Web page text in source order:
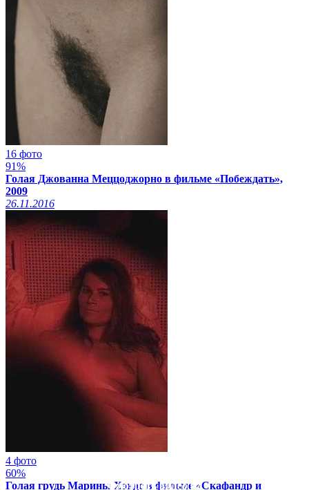
Смотреть видео на
16 фото
91%
Голая Джованна Меццоджорно в фильме «Побеждать»,
2009
26.11.2016
4 фото
60%
Голая грудь Марины Хэндс в фильме «Скафандр и